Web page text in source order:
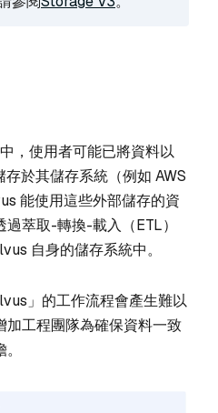
，使用者可能已將資料以
於其儲存系統（例如 AWS
能使用這些外部儲存的資
萃取-轉換-載入（ETL）
自身的儲存系統中。
」的工作流程會產生難以
加工程團隊為確保資料一致